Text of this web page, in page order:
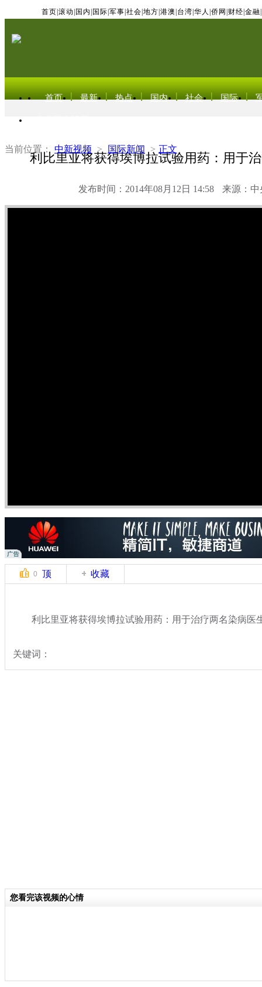
首页 滚动 国内 国际 军事 社会 地方 港澳 台湾 华人 侨网 财经 金融
首页 最新 热点 国内 社会 国际
当前位置： 中新视频 > 国际新闻 > 正文
利比里亚将获得埃博拉试验用药：用于
发布时间：2014年08月12日 14:58 来源：中
0 顶 收藏
利比里亚将获得埃博拉试验用药：用于治疗两名染病医
关键词：
您看完该视频的心情